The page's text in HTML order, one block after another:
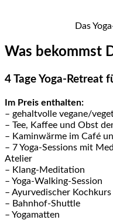
Das
Was bekommst
4 Tage Yoga-Retreat
Im Preis enthalten:
– gehaltvolle vegane/
– Tee, Kaffee und Obst
– Kaminwärme im Café
– 7 Yoga-Sessions mit
Atelier
– Klang-Meditation
– Yoga-Walking-Session
– Ayurvedischer Kochkurs
– Bahnhof-Shuttle
– Yogamatten